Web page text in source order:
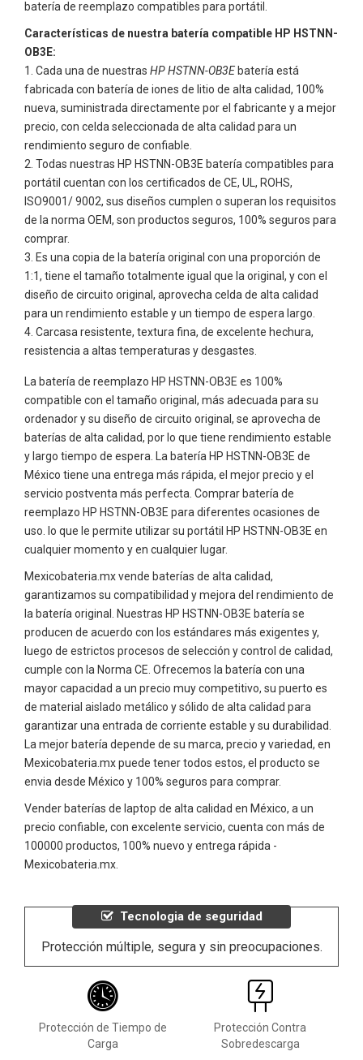
batería de reemplazo compatibles para portátil.
Características de nuestra batería compatible HP HSTNN-
OB3E:
Cada una de nuestras HP HSTNN-OB3Ebatería está
fabricada con batería de iones de litio de alta calidad, 100%
nueva, suministrada directamente por el fabricante y a mejor
precio, con celda seleccionada de alta calidad para un
rendimiento seguro de confiable.
Todas nuestras HP HSTNN-OB3E batería compatibles para
portátil cuentan con los certificados de CE, UL, ROHS,
ISO9001/ 9002, sus diseños cumplen o superan los requisitos
de la norma OEM, son productos seguros, 100% seguros para
comprar.
Es una copia de la batería original con una proporción de
1:1, tiene el tamaño totalmente igual que la original, y con el
diseño de circuito original, aprovecha celda de alta calidad
para un rendimiento estable y un tiempo de espera largo.
Carcasa resistente, textura fina, de excelente hechura,
resistencia a altas temperaturas y desgastes.
La batería de reemplazo HP HSTNN-OB3E es 100%
compatible con el tamaño original, más adecuada para su
ordenador y su diseño de circuito original, se aprovecha de
baterías de alta calidad, por lo que tiene rendimiento estable
y largo tiempo de espera. La batería HP HSTNN-OB3E de
México tiene una entrega más rápida, el mejor precio y el
servicio postventa más perfecta. Comprar batería de
reemplazo HP HSTNN-OB3E para diferentes ocasiones de
uso. lo que le permite utilizar su portátil HP HSTNN-OB3E en
cualquier momento y en cualquier lugar.
Mexicobateria.mx vende baterías de alta calidad,
garantizamos su compatibilidad y mejora del rendimiento de
la batería original. Nuestras HP HSTNN-OB3E batería se
producen de acuerdo con los estándares más exigentes y,
luego de estrictos procesos de selección y control de calidad,
cumple con la Norma CE. Ofrecemos la batería con una
mayor capacidad a un precio muy competitivo, su puerto es
de material aislado metálico y sólido de alta calidad para
garantizar una entrada de corriente estable y su durabilidad.
La mejor batería depende de su marca, precio y variedad, en
Mexicobateria.mx puede tener todos estos, el producto se
envia desde México y 100% seguros para comprar.
Vender baterías de laptop de alta calidad en México, a un
precio confiable, con excelente servicio, cuenta con más de
100000 productos, 100% nuevo y entrega rápida -
Mexicobateria.mx.
Tecnologia de seguridad
Protección múltiple, segura y sin preocupaciones.
Protección de Tiempo de
Carga
Protección Contra
Sobredescarga